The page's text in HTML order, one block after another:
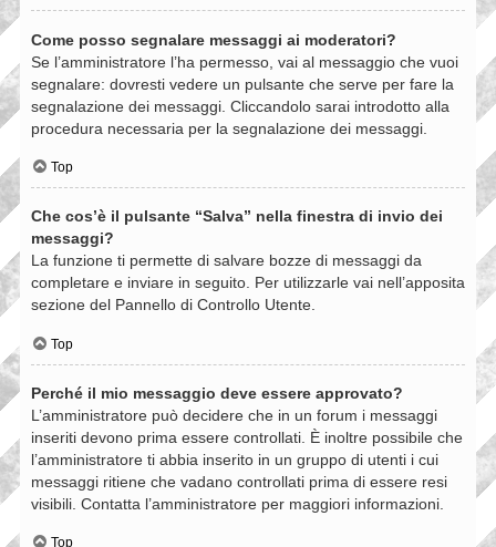
Come posso segnalare messaggi ai moderatori?
Se l’amministratore l’ha permesso, vai al messaggio che vuoi
segnalare: dovresti vedere un pulsante che serve per fare la
segnalazione dei messaggi. Cliccandolo sarai introdotto alla
procedura necessaria per la segnalazione dei messaggi.
Top
Che cos’è il pulsante “Salva” nella finestra di invio dei
messaggi?
La funzione ti permette di salvare bozze di messaggi da
completare e inviare in seguito. Per utilizzarle vai nell’apposita
sezione del Pannello di Controllo Utente.
Top
Perché il mio messaggio deve essere approvato?
L’amministratore può decidere che in un forum i messaggi
inseriti devono prima essere controllati. È inoltre possibile che
l’amministratore ti abbia inserito in un gruppo di utenti i cui
messaggi ritiene che vadano controllati prima di essere resi
visibili. Contatta l’amministratore per maggiori informazioni.
Top